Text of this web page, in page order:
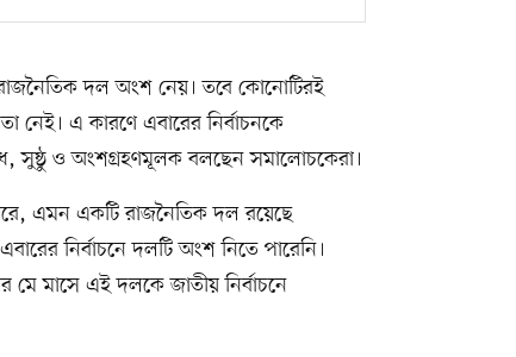
রাজনৈতিক দল অংশ নেয়। তবে কোনোটিরই
নেই। এ কারণে এবারের নির্বাচনকে
সুষ্ঠু ও অংশগ্রহণমূলক বলছেন সমালোচকেরা।
এমন একটি রাজনৈতিক দল রয়েছে
নির্বাচনে দলটি অংশ নিতে পারেনি।
মে মাসে এই দলকে জাতীয় নির্বাচনে